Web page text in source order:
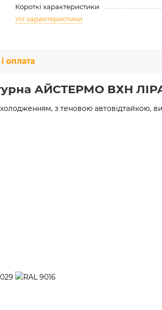
Короткі характеристики
Усі характеристики
оплата
АЙСТЕРМО ВХН
з теновою автовідтайкою,